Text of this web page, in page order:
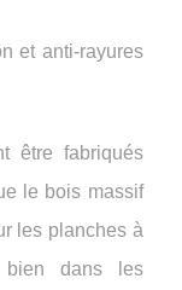
et anti-rayures
être fabriqués
le bois massif
les planches à
dans les